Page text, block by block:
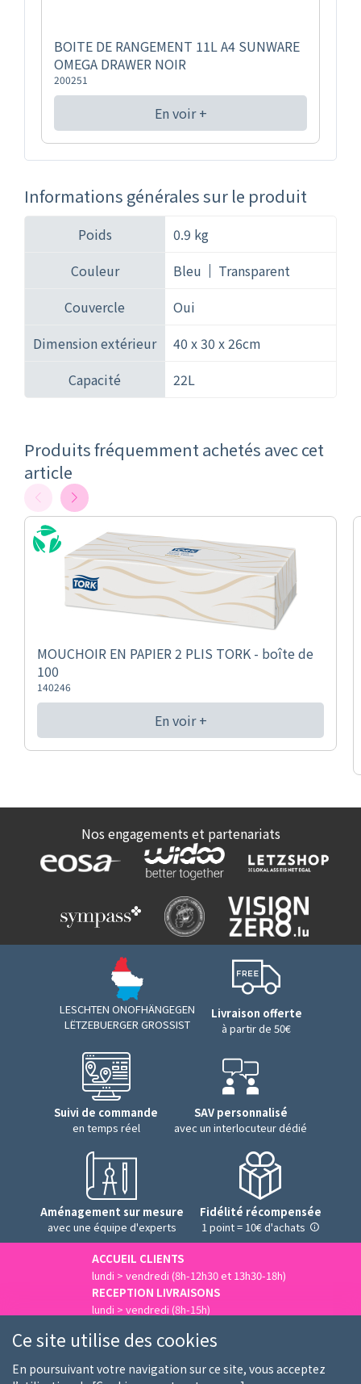
BOITE DE RANGEMENT 11L A4 SUNWARE
OMEGA DRAWER NOIR
200251
En voir +
Informations générales sur le produit
Poids
0.9 kg
Couleur
Bleu
Transparent
Couvercle
Oui
Dimension extérieur
40 x 30 x 26cm
Capacité
22L
Produits fréquemment achetés avec cet
article
MOUCHOIR EN PAPIER 2 PLIS TORK - boîte de
100
140246
En voir +
Nos engagements et partenariats
LESCHTEN ONOFHÄNGEGEN
LËTZEBUERGER GROSSIST
Livraison offerte
à partir de 50€
Suivi de commande
en temps réel
SAV personnalisé
avec un interlocuteur dédié
Aménagement sur mesure
avec une équipe d'experts
Fidélité récompensée
1 point = 10€ d'achats
ACCUEIL CLIENTS
lundi > vendredi (8h-12h30 et 13h30-18h)
RECEPTION LIVRAISONS
lundi > vendredi (8h-15h)
Ce site utilise des cookies
En poursuivant votre navigation sur ce site, vous acceptez